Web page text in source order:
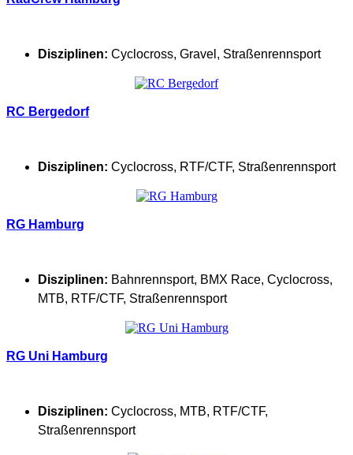
Disziplinen: Cyclocross, Gravel , Straßenrennsport
RC Bergedorf
Disziplinen: Cyclocross, RTF/CTF, Straßenrennsport
RG Hamburg
Disziplinen: Bahnrennsport, BMX Race, Cyclocross,
MTB, RTF/CTF, Straßenrennsport
RG Uni Hamburg
Disziplinen: Cyclocross, MTB, RTF/CTF,
Straßenrennsport